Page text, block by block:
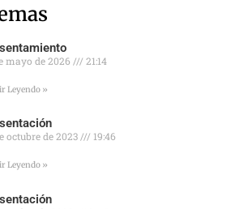
mayo de 2026 21:14
Leyendo »
octubre de 2023 19:46
Leyendo »